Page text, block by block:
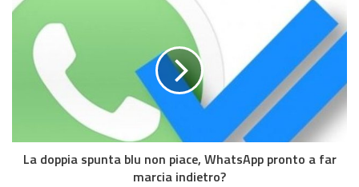
La doppia spunta blu non piace, WhatsApp pronto a far
marcia indietro?